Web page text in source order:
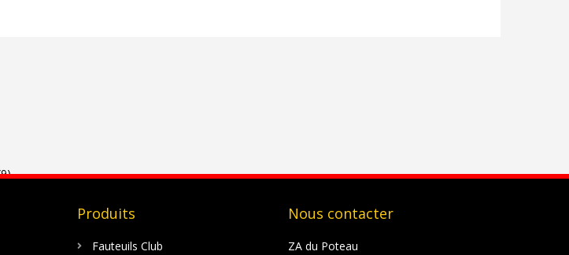
Produits
Fauteuils Club
Nous contacter
ZA du Poteau